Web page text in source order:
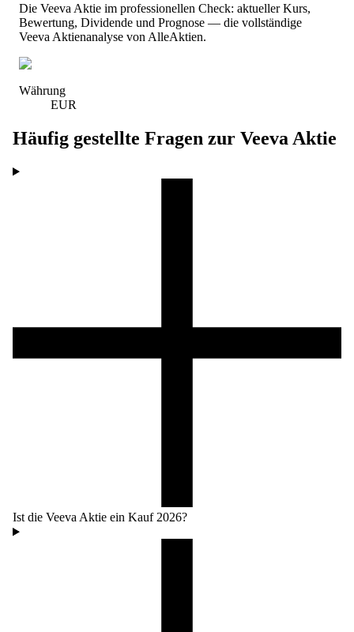
Die Veeva Aktie im professionellen Check: aktueller Kurs,
Bewertung, Dividende und Prognose — die vollständige
Veeva Aktienanalyse von AlleAktien.
Währung
EUR
Häufig gestellte Fragen zur Veeva Aktie
Ist die Veeva Aktie ein Kauf 2026?